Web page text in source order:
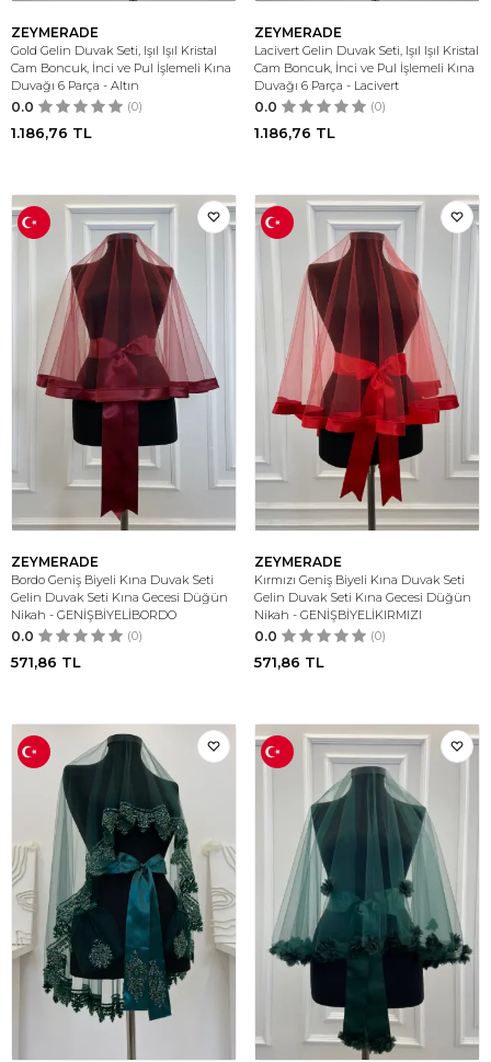
ZEYMERADE
Gold Gelin Duvak Seti, Işıl Işıl Kristal
Cam Boncuk, İnci ve Pul İşlemeli Kına
Duvağı 6 Parça - Altın
0.0 (0)
1.186,76 TL
ZEYMERADE
Lacivert Gelin Duvak Seti, Işıl Işıl Kristal
Cam Boncuk, İnci ve Pul İşlemeli Kına
Duvağı 6 Parça - Lacivert
0.0 (0)
1.186,76 TL
ZEYMERADE
Bordo Geniş Biyeli Kına Duvak Seti
Gelin Duvak Seti Kına Gecesi Düğün
Nikah - GENİŞBİYELİBORDO
0.0 (0)
571,86 TL
ZEYMERADE
Kırmızı Geniş Biyeli Kına Duvak Seti
Gelin Duvak Seti Kına Gecesi Düğün
Nikah - GENİŞBİYELİKIRMIZI
0.0 (0)
571,86 TL